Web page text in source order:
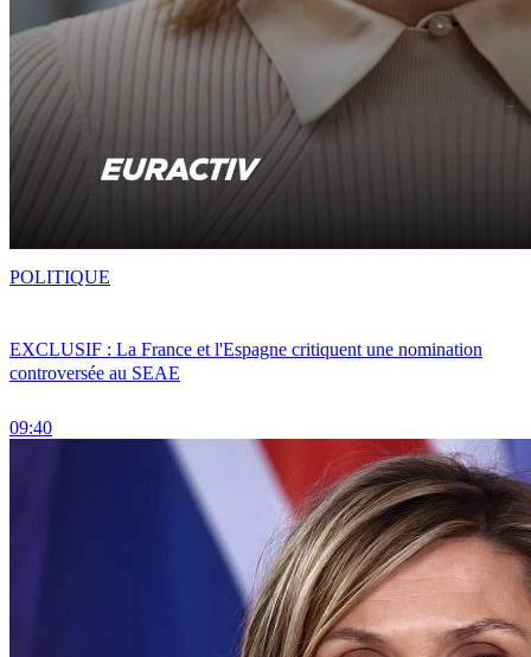
EXCLUSIF : La France et l'Espagne critiquent une nomination
controversée au SEAE
09:40
POLITIQUE